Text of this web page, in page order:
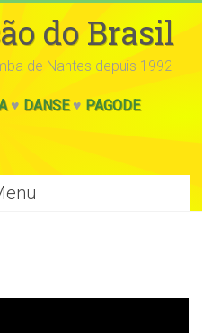
do Brasil
de Nantes depuis 1992
♥ DANSE♥ PAGODE